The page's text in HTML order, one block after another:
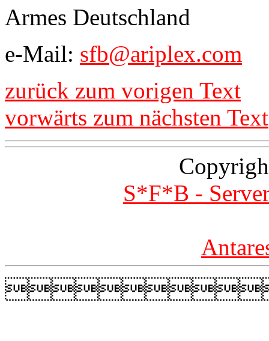
Armes Deutschland
e-Mail: sfb@ariplex.com
zurück zum vorigen Text
vorwärts zum nächsten Text
S*F*B -